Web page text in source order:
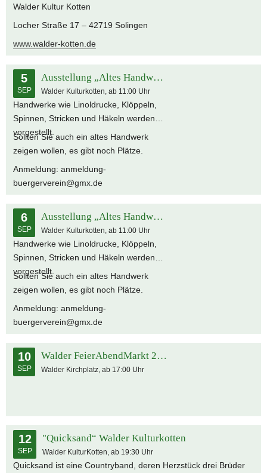
Walder Kultur Kotten
Locher Straße 17 – 42719 Solingen
www.walder-kotten.de
5
SEP
Ausstellung „Altes Handwerk – Neu entdeckt“
Walder Kulturkotten, ab 11:00 Uhr
Handwerke wie Linoldrucke, Klöppeln,
Spinnen, Stricken und Häkeln werden
vorgestellt.
Sollten Sie auch ein altes Handwerk
zeigen wollen, es gibt noch Plätze.
Anmeldung: anmeldung-
buergerverein@gmx.de
6
SEP
Ausstellung „Altes Handwerk – Neu entdeckt“
Walder Kulturkotten, ab 11:00 Uhr
Handwerke wie Linoldrucke, Klöppeln,
Spinnen, Stricken und Häkeln werden
vorgestellt.
Sollten Sie auch ein altes Handwerk
zeigen wollen, es gibt noch Plätze.
Anmeldung: anmeldung-
buergerverein@gmx.de
10
SEP
Walder FeierAbendMarkt 2026
Walder Kirchplatz, ab 17:00 Uhr
12
SEP
"Quicksand“ Walder Kulturkotten
Walder KulturKotten, ab 19:30 Uhr
Quicksand ist eine Countryband, deren Herzstück drei Brüder